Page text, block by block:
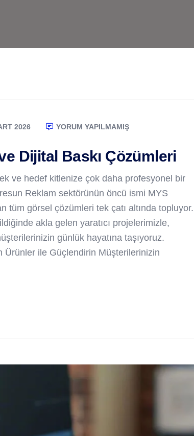
2026 YORUM YAPILMAMIŞ
Dijital Baskı Çözümleri
ve hedef kitlenize çok daha profesyonel bir
Reklam sektörünün öncü ismi MYS
tüm görsel çözümleri tek çatı altında topluyor.
akla gelen yaratıcı projelerimizle,
günlük hayatına taşıyoruz.
Ürünler ile Güçlendirin Müşterilerinizin